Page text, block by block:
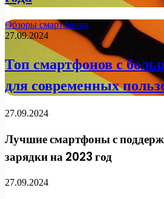
Обзоры смартфонов
27.09.2024
Топ смартфонов с
для современных
27.09.2024
Лучшие смартфоны с
зарядки на 2023 год
27.09.2024